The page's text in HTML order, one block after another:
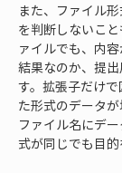
また、ファイル
を判断しないこ
ァイルでも、内
結果なのか、提
す。拡張子だけ
た形式のデータが
ファイル名にデ
式が同じでも目的